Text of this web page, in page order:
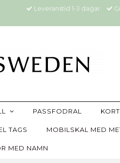
Leveranstid 1-3 dagar
PASSFODRAL
TAGS MOBILSKAL MED
MED NAMN